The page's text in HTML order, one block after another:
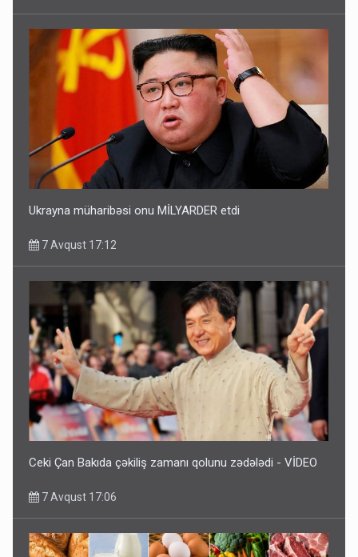
Ukrayna müharibəsi onu MİLYARDER etdi
7 Avqust 17:12
Ceki Çan Bakıda çəkiliş zamanı qolunu zədələdi - VİDEO
7 Avqust 17:06